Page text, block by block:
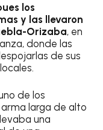
los
y las llevaron
Orizaba, en
donde las
de sus
de los
larga de alto
una